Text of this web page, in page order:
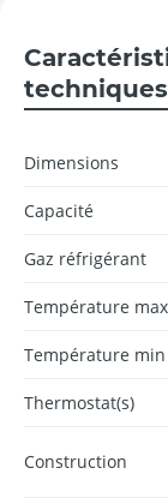
techniques
Dimensions
Capacité
Gaz réfrigérant
Température max
Température min
Thermostat(s)
Construction